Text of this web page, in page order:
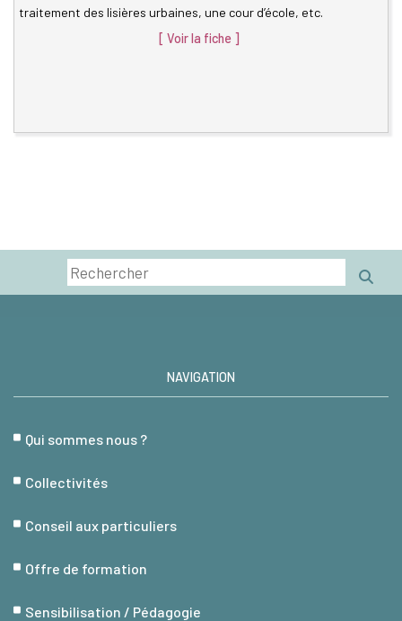
traitement des lisières urbaines, une cour d’école, etc.
[ Voir la fiche ]
NAVIGATION
Qui sommes nous ?
Collectivités
Conseil aux particuliers
Offre de formation
Sensibilisation / Pédagogie